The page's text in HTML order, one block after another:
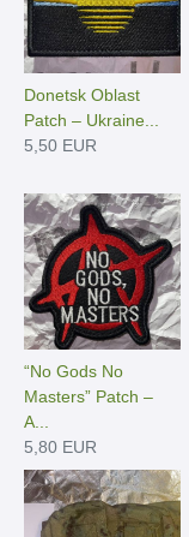
Donetsk Oblast
Patch – Ukraine...
5,50 EUR
“No Gods No
Masters” Patch –
A...
5,80 EUR